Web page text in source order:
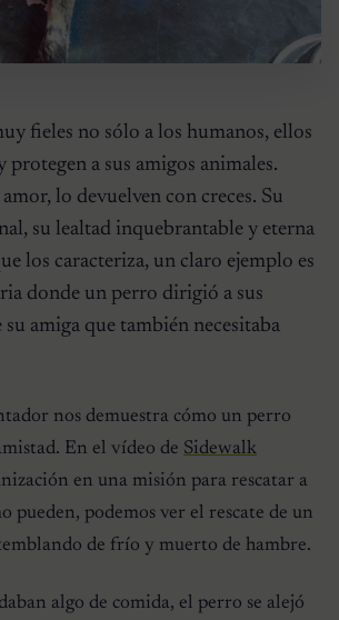
fieles no sólo a los humanos, ellos
protegen a sus amigos animales.
lo devuelven con creces. Su
su lealtad inquebrantable y eterna
los caracteriza, un claro ejemplo es
donde un perro dirigió a sus
su amiga que también necesitaba
nos demuestra cómo un perro
En el vídeo de Sidewalk
en una misión para rescatar a
pueden, podemos ver el rescate de un
de frío y muerto de hambre.
algo de comida, el perro se alejó